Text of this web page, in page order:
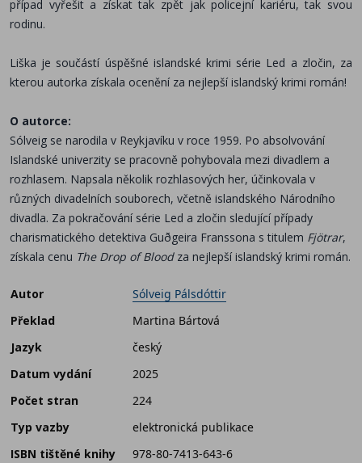
případ vyřešit a získat tak zpět jak policejní kariéru, tak svou
rodinu.
Liška je součástí úspěšné islandské krimi série Led a zločin, za
kterou autorka získala ocenění za nejlepší islandský krimi román!
O autorce:
Sólveig se narodila v Reykjavíku v roce 1959. Po absolvování
Islandské univerzity se pracovně pohybovala mezi divadlem a
rozhlasem. Napsala několik rozhlasových her, účinkovala v
různých divadelních souborech, včetně islandského Národního
divadla. Za pokračování série Led a zločin sledující případy
charismatického detektiva Guðgeira Franssona s titulem Fjötrar,
získala cenu The Drop of Bloodza nejlepší islandský krimi román.
Autor
Sólveig Pálsdóttir
Překlad
Martina Bártová
Jazyk
český
Datum vydání
2025
Počet stran
224
Typ vazby
elektronická publikace
ISBN tištěné knihy
978-80-7413-643-6